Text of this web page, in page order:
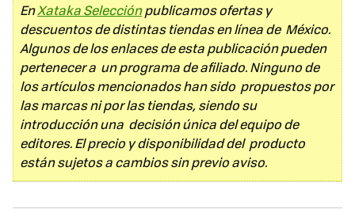
EnXataka Selecciónpublicamos ofertas y
descuentos de distintas tiendas en línea de México.
Algunos de los enlaces de esta publicación pueden
pertenecer a un programa de afiliado. Ninguno de
los artículos mencionados han sido propuestos por
las marcas ni por las tiendas, siendo su
introducción una decisión única del equipo de
editores. El precio y disponibilidad del producto
están sujetos a cambios sin previo aviso.